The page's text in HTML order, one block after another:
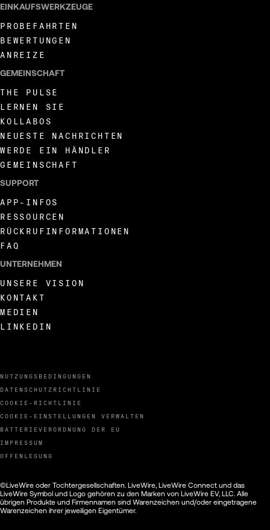
NUTZUNGSBEDINGUNGEN
DATENSCHUTZRICHTLINIE
COOKIE-RICHTLINIE
COOKIE-EINSTELLUNGEN VERWALTEN
BATTERIEVERORDNUNG DER EU
IMPRESSUM
OFFENLEGUNG
EINKAUFSWERKZEUGE
PROBEFAHRTEN
BEWERTUNGEN
ANREIZE
GEMEINSCHAFT
THE PULSE
LERNEN SIE
KOLLABOS
NEUESTE NACHRICHTEN
WERDE EIN HÄNDLER
GEMEINSCHAFT
SUPPORT
APP-INFOS
RESSOURCEN
RÜCKRUFINFORMATIONEN
FAQ
UNTERNEHMEN
UNSERE VISION
KONTAKT
MEDIEN
LINKEDIN
©LiveWire oder Tochtergesellschaften. LiveWire, LiveWire Connect und das
LiveWire Symbol und Logo gehören zu den Marken von LiveWire EV, LLC. Alle
übrigen Produkte und Firmennamen sind Warenzeichen und/oder eingetragene
Warenzeichen ihrer jeweiligen Eigentümer.